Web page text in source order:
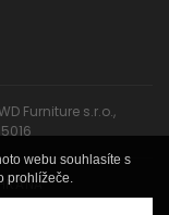
Furniture s.r.o.,
webu souhlasíte s
prohlížeče.